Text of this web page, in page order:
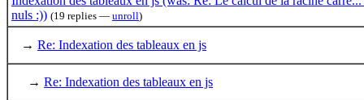
nuls :)) (19 replies — unroll)
→ Re: Indexation des tableaux en js
→ Re: Indexation des tableaux en js